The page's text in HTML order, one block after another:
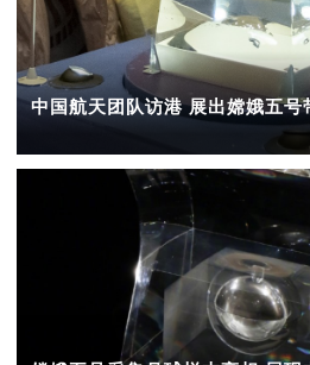
中国航天团队访港 展出嫦娥五号